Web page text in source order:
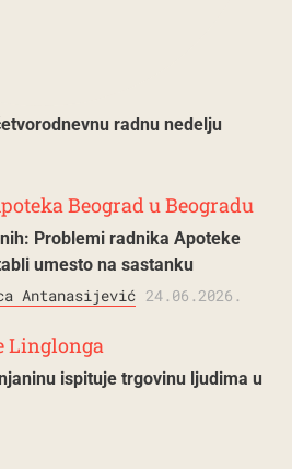
radnu nedelju
Problemi radnika Apoteke
umesto na sastanku
Antanasijević 24.06.2026.
ispituje trgovinu ljudima u